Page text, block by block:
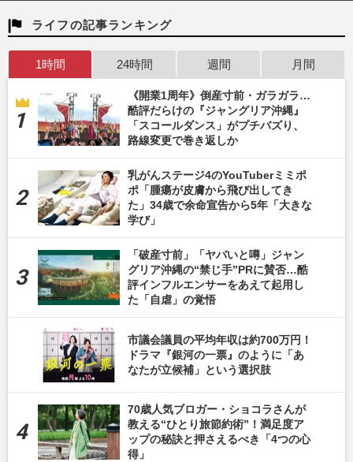
ライフの記事ランキング
1時間 24時間 週間 月間
《開業1周年》倒産寸前・ガラガラ…
酷評だらけの『ジャングリア沖縄』
「スコールダンス」がプチバズり、
路線変更で巻き返しか
乳がんステージ4のYouTuberミミポ
ポ「腫瘍が皮膚から飛び出してき
た」34歳で余命宣告から5年「大きな
学び」
「破産寸前」「ヤバいと噂」ジャン
グリア沖縄の“禁じ手”PRに賛否…酷
評インフルエンサーをあえて起用し
た「自虐」の覚悟
市議会議員の平均年収は約700万円！
ドラマ『銀河の一票』のように「あ
なたが立候補」という選択肢
70歳人気ブロガー・ショコラさんが
教える“ひとり旅節約術”！満足度ア
ップの秘訣と押さえるべき「4つの心
得」